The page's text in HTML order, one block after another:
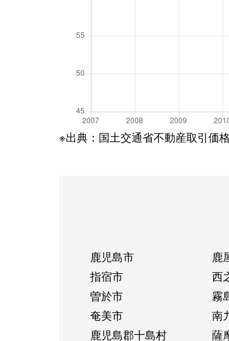
※出典：国土交通省不動産取引価
鹿児島市 鹿
指宿市
西
曽於市
霧
奄美市
南
鹿児島郡十島村
薩